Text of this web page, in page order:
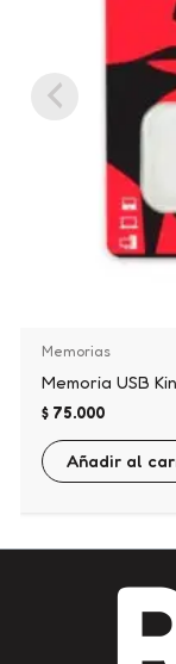
Memorias
Memoria USB
$75.000
Añadir al